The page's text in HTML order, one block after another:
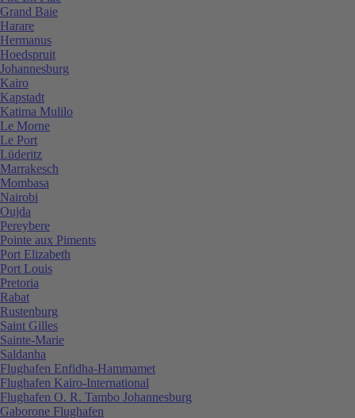
Grand Baie
Harare
Hermanus
Hoedspruit
Johannesburg
Kairo
Kapstadt
Katima Mulilo
Le Morne
Le Port
Lüderitz
Marrakesch
Mombasa
Nairobi
Oujda
Pereybere
Pointe aux Piments
Port Elizabeth
Port Louis
Pretoria
Rabat
Rustenburg
Saint Gilles
Sainte-Marie
Saldanha
Flughafen Enfidha-Hammamet
Flughafen Kairo-International
Flughafen O. R. Tambo Johannesburg
Gaborone Flughafen